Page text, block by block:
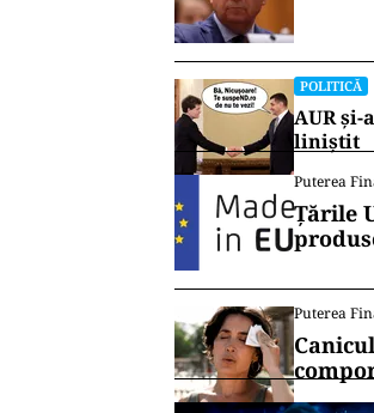
POLITICĂ
AUR și-
liniștit
Puterea
Țările
Puterea